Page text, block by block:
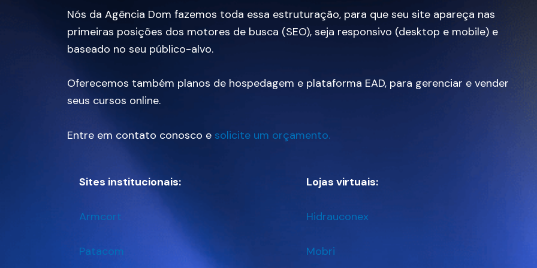
Nós da Agência Dom fazemos toda essa estruturação, para que seu site apareça nas
primeiras posições dos motores de busca (SEO), seja responsivo (desktop e mobile) e
baseado no seu público-alvo.
Oferecemos também planos de hospedagem e plataforma EAD, para gerenciar e vender
seus cursos online.
Entre em contato conosco e solicite um orçamento.
Sites institucionais:
Armcort
Patacom
Lojas virtuais:
Hidrauconex
Mobri